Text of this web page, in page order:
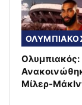
Ολυμπιακός:
Μίλερ-